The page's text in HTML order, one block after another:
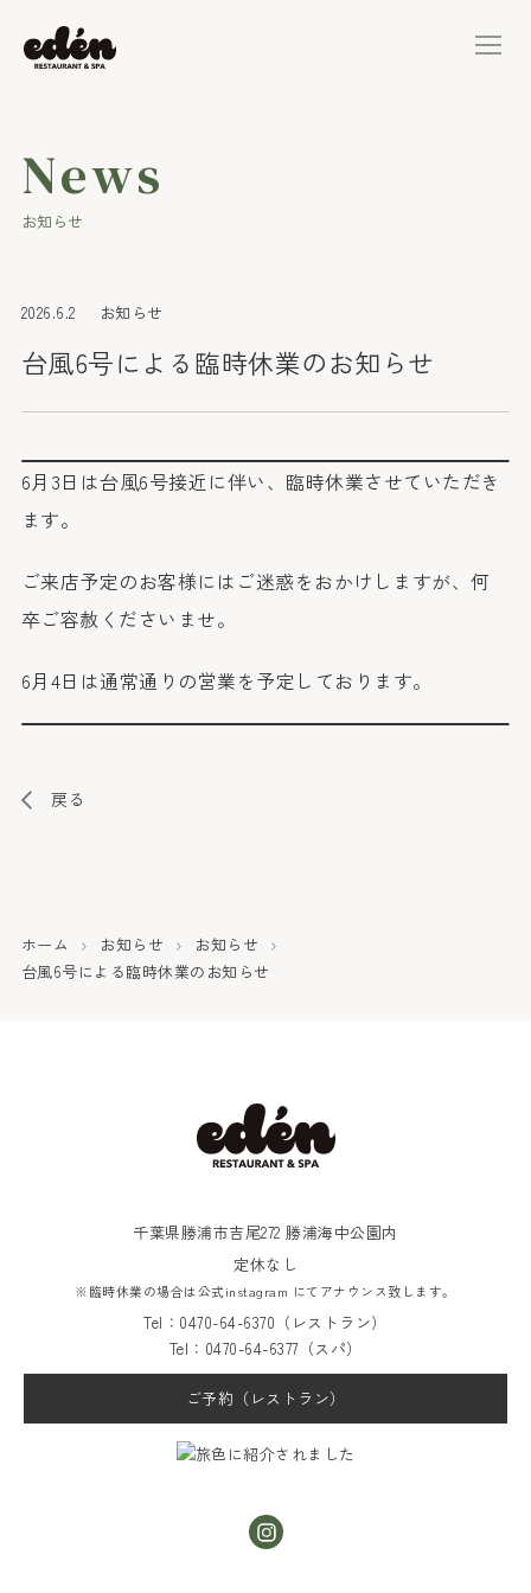
News
お知らせ
2026.6.2 お知らせ
台風6号による臨時休業のお知らせ
6月3日は台風6号接近に伴い、臨時休業させていただき
ます。
ご来店予定のお客様にはご迷惑をおかけしますが、何
卒ご容赦くださいませ。
6月4日は通常通りの営業を予定しております。
戻る
ホーム お知らせ
お知らせ
台風6号による臨時休業のお知らせ
千葉県勝浦市吉尾272 勝浦海中公園内
定休なし
※臨時休業の場合は公式instagram にてアナウンス致します。
Tel：0470-64-6370（レストラン）
Tel：0470-64-6377（スパ）
ご予約（レストラン）